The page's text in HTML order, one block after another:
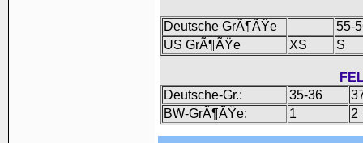
Deutsche GrÃ¶ÃŸe
55-
US GrÃ¶ÃŸe
XS S
Deutsche-Gr.:
35-36
BW-GrÃ¶ÃŸe:
1 2